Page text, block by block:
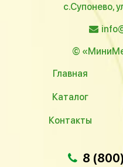
с.Супонево,
©
Главная
Каталог
Контакты
8